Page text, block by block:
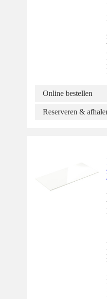
Online bestellen
Reserveren &